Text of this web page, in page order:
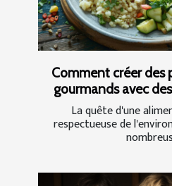
Comment créer des
gourmands avec
La quête d'une
respectueuse de